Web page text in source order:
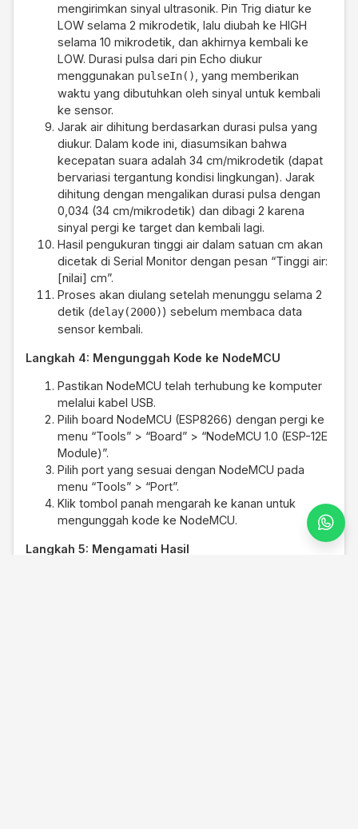
mengirimkan sinyal ultrasonik. Pin Trig diatur ke
LOW selama 2 mikrodetik, lalu diubah ke HIGH
selama 10 mikrodetik, dan akhirnya kembali ke
LOW. Durasi pulsa dari pin Echo diukur
menggunakan pulseIn(), yang memberikan
waktu yang dibutuhkan oleh sinyal untuk kembali
ke sensor.
Jarak air dihitung berdasarkan durasi pulsa yang
diukur. Dalam kode ini, diasumsikan bahwa
kecepatan suara adalah 34 cm/mikrodetik (dapat
bervariasi tergantung kondisi lingkungan). Jarak
dihitung dengan mengalikan durasi pulsa dengan
0,034 (34 cm/mikrodetik) dan dibagi 2 karena
sinyal pergi ke target dan kembali lagi.
Hasil pengukuran tinggi air dalam satuan cm akan
dicetak di Serial Monitor dengan pesan “Tinggi air:
[nilai] cm”.
Proses akan diulang setelah menunggu selama 2
detik (delay(2000)) sebelum membaca data
sensor kembali.
Langkah 4: Mengunggah Kode ke NodeMCU
Pastikan NodeMCU telah terhubung ke komputer
melalui kabel USB.
Pilih board NodeMCU (ESP8266) dengan pergi ke
menu “Tools” > “Board” > “NodeMCU 1.0 (ESP-12E
Module)”.
Pilih port yang sesuai dengan NodeMCU pada
menu “Tools” > “Port”.
Klik tombol panah mengarah ke kanan untuk
mengunggah kode ke NodeMCU.
Langkah 5: Mengamati Hasil